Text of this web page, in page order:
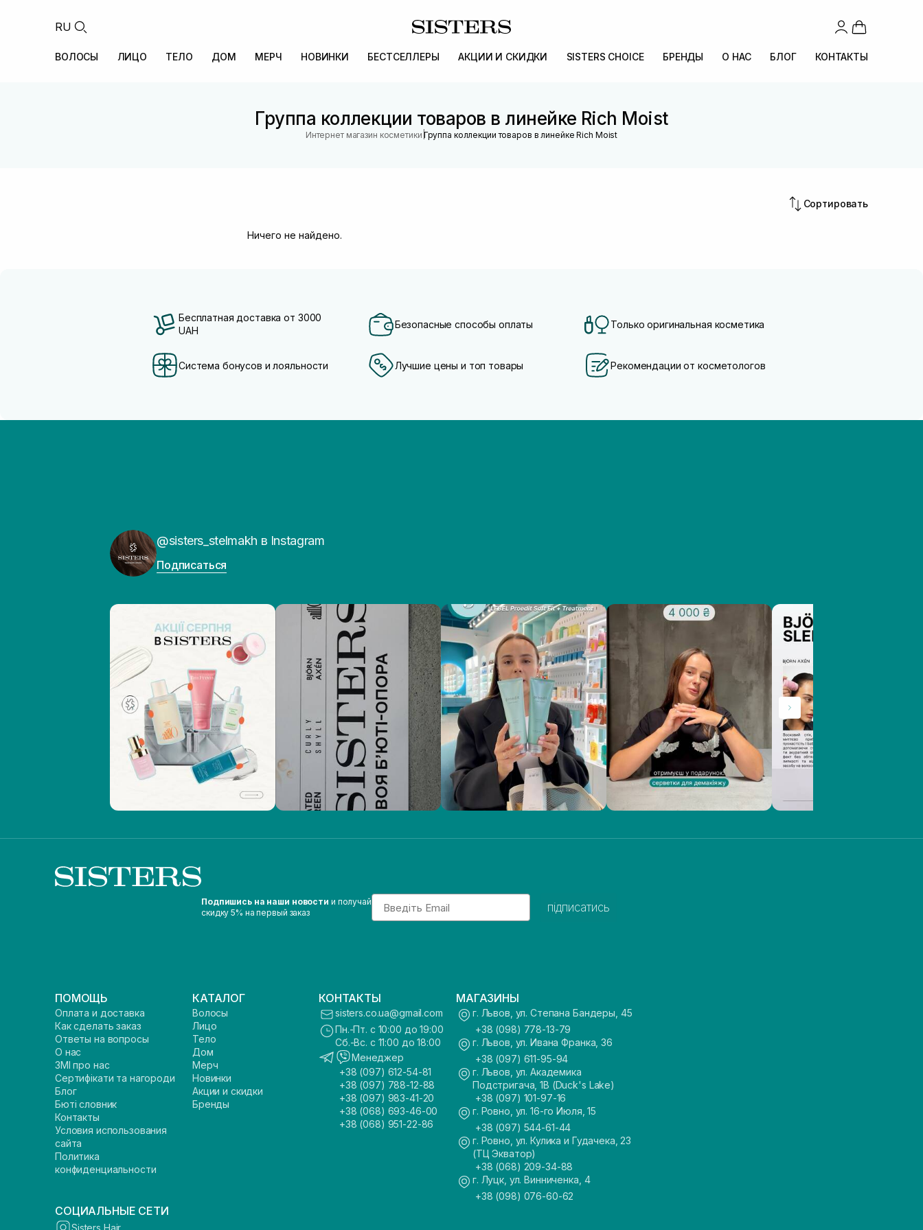
RU
ВОЛОСЫ ЛИЦО ТЕЛО ДОМ МЕРЧ НОВИНКИ БЕСТСЕЛЛЕРЫ АКЦИИ И СКИДКИ SISTERS CHOICE БРЕНДЫ О НАС БЛОГ КОНТАКТЫ
Группа коллекции товаров в линейке Rich Moist
Интернет магазин косметики |Группа коллекции товаров в линейке Rich Moist
Сортировать
Ничего не найдено.
Бесплатная доставка от 3000
UAH
Безопасные способы оплаты Только оригинальная косметика
Система бонусов и лояльности Лучшие цены и топ товары Рекомендации от косметологов
@sisters_stelmakh в Instagram
Подписаться
Подпишись на наши новости и получай
скидку 5% на первый заказ
Email
підписатись
ПОМОЩЬ
Оплата и доставка
Как сделать заказ
Ответы на вопросы
О нас
ЗМІ про нас
Сертифікати та нагороди
Блог
Бюті словник
Контакты
Условия использования
сайта
Политика
конфиденциальности
КАТАЛОГ
Волосы
Лицо
Тело
Дом
Мерч
Новинки
Акции и скидки
Бренды
КОНТАКТЫ
sisters.co.ua@gmail.com
Пн.-Пт. с 10:00 до 19:00
Сб.-Вс. с 11:00 до 18:00
Менеджер
+38 (097) 612-54-81
+38 (097) 788-12-88
+38 (097) 983-41-20
+38 (068) 693-46-00
+38 (068) 951-22-86
МАГАЗИНЫ
г. Львов, ул. Степана Бандеры, 45
+38 (098) 778-13-79
г. Львов, ул. Ивана Франка, 36
+38 (097) 611-95-94
г. Львов, ул. Академика
Подстригача, 1В (Duck's Lake)
+38 (097) 101-97-16
г. Ровно, ул. 16-го Июля, 15
+38 (097) 544-61-44
г. Ровно, ул. Кулика и Гудачека, 23
(ТЦ Экватор)
+38 (068) 209-34-88
г. Луцк, ул. Винниченка, 4
+38 (098) 076-60-62
СОЦИАЛЬНЫЕ СЕТИ
Sisters Hair